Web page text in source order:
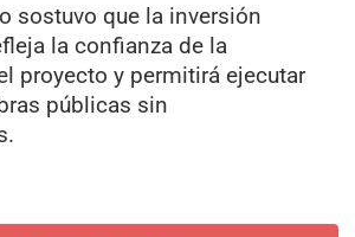
sostuvo que la inversión
la confianza de la
proyecto y permitirá ejecutar
públicas sin